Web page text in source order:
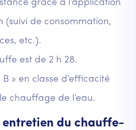
grâce à l’application
(suivi de consommation,
etc.).
est de 2 h 28.
B » en classe d’efficacité
chauffage de l’eau.
entretien du chauffe-